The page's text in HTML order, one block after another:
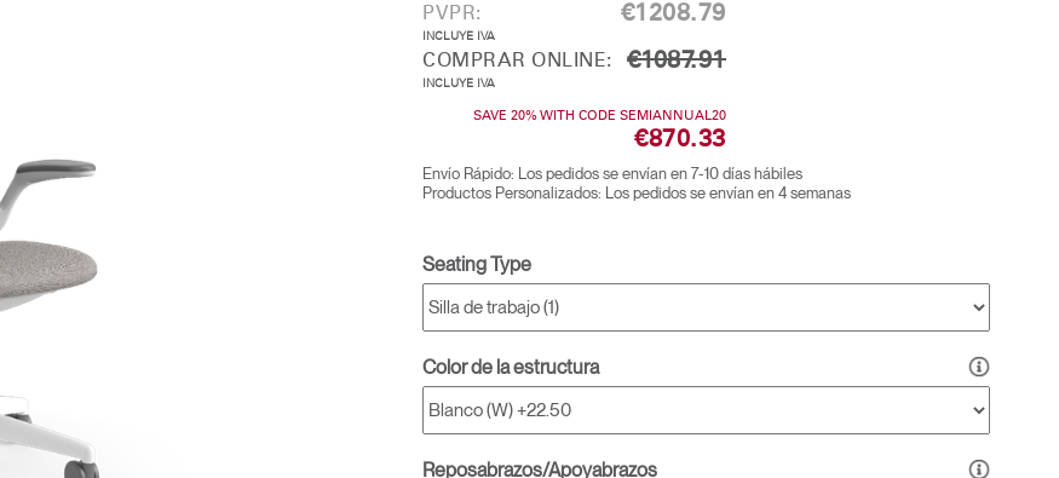
PVPR: €1208.79
INCLUYE IVA
COMPRAR ONLINE: €1087.91
INCLUYE IVA
SAVE 20% WITH CODE SEMIANNUAL20
€870.33
Envío Rápido: Los pedidos se envían en 7-10 días hábiles
Productos Personalizados: Los pedidos se envían en 4 semanas
Seating Type
Color de la estructura
Reposabrazos/Apoyabrazos